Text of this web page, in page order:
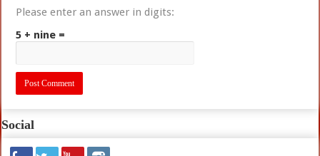
Please enter an answer in digits:
5 + nine =
Social